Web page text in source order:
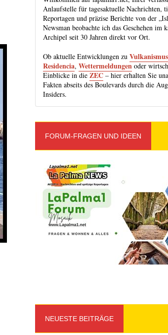
Anlaufstelle für tagesaktuelle Nachrichten,
Reportagen und präzise Berichte von der
Newsman beobachte ich das Geschehen im
Archipel seit 30 Jahren direkt vor Ort.
Ob aktuelle Entwicklungen zuVulkanismus
Residencia,Wettermeldungen oder
Einblicke in dieZEC – hier erhalten Sie
Fakten abseits des Boulevards durch die
Insiders.
FORUM-FRAGEN UND IDEEN
NEUESTE BEITRÄGE